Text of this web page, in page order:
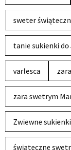
sweter
tanie sukienki do
varlesca
zara swetrym
Zwiewne
świąteczne